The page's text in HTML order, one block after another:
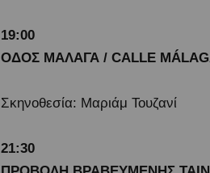
19:00
ΟΔΟΣ ΜΑΛΑΓΑ / CALLE
Σκηνοθεσία: Μαριάμ Τουζανί
21:30